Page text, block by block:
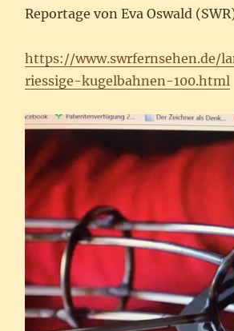
Reportage von Eva Oswald
https://www.swrfernsehen.de/
riessige-kugelbahnen-100.html